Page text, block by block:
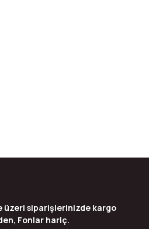
üzeri siparişlerinizde kargo
Fonlar hariç.